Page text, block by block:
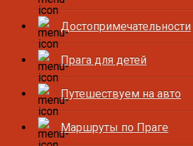
Достопримечательности
Прага для детей
Путешествуем на авто
Маршруты по Праге